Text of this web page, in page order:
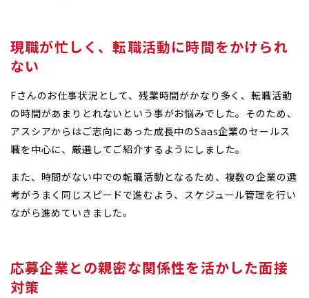
現職が忙しく、転職活動に時間をかけられ
ない
Fさんのお仕事状況として、残業時間がかなり多く、転職活動
の時間があまりとれないという事がお悩みでした。そのため、
アスシアからはご志向にあった成長中のSaas企業のセールス
職を中心に、厳選してご紹介するようにしました。
また、時間がない中での転職活動となるため、複数の企業の選
考がうまく同じスピードで進むよう、スケジュール管理を行い
ながら進めていきました。
応募企業との親密な関係性を活かした面接
対策